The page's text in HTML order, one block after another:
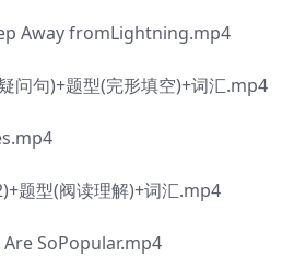
Away fromLightning.mp4
句)+题型(完形填空)+词汇.mp4
题型(阀读理解)+词汇.mp4
SoPopular.mp4